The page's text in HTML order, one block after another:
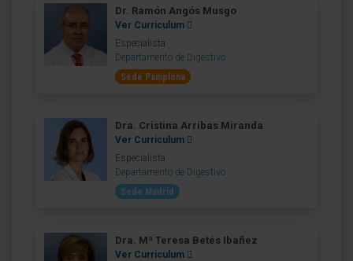
Dr. Ramón Angós Musgo
Ver Curriculum
Especialista
Departamento de Digestivo
Sede Pamplona
Dra. Cristina Arribas Miranda
Ver Curriculum
Especialista
Departamento de Digestivo
Sede Madrid
Dra. Mª Teresa Betés Ibañez
Ver Curriculum